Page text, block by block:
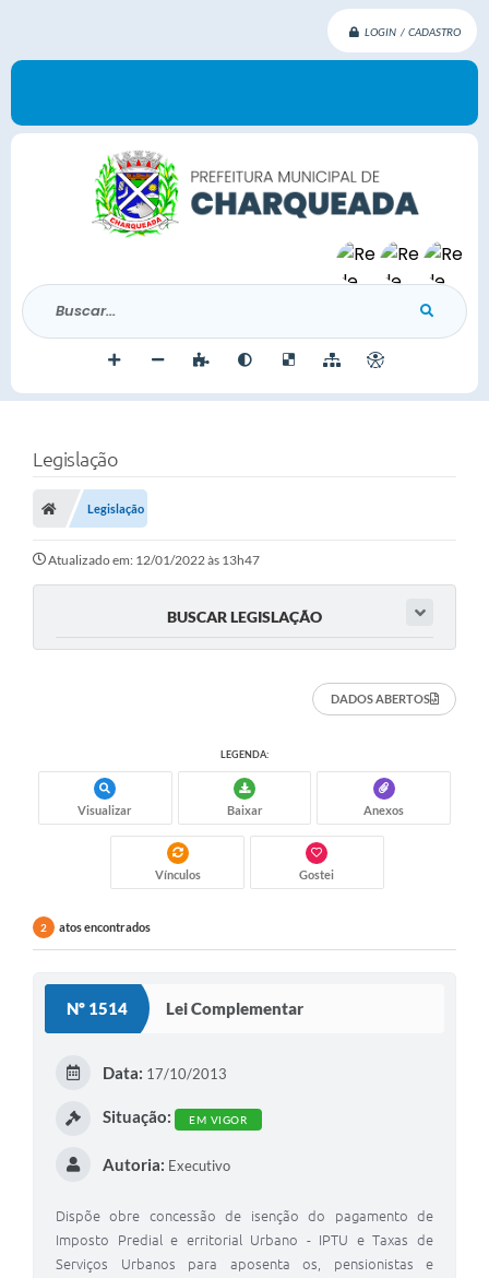
LOGIN / CADASTRO
Buscar...
Legislação
Legislação
Atualizado em: 12/01/2022 às 13h47
BUSCAR LEGISLAÇÃO
DADOS ABERTOS
LEGENDA:
Visualizar Baixar Anexos
Vínculos Gostei
2 atos encontrados
Nº 1514 Lei Complementar
Data: 17/10/2013
Situação: EM VIGOR
Autoria: Executivo
Dispõe obre concessão de isenção do pagamento de
Imposto Predial e erritorial Urbano - IPTU e Taxas de
Serviços Urbanos para aposenta os, pensionistas e